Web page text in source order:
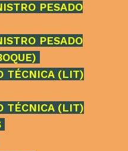
PESADO
PESADO
TÉCNICA (LIT)
TÉCNICA (LIT)